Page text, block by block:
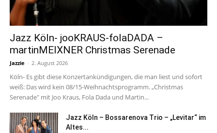
Jazz Köln- jooKRAUS-folaDADA –
martinMEIXNER Christmas Serenade
Jazzie - 2. August 2026
Köln- Es gibt diese Konzertankündigungen, die man liest und sofort
weiß: Das wird kein 08/15-Weihnachtsprogramm. „Christmas
Serenade" mit Joo Kraus, Fola Dada und Martin...
Jazz Köln – Bossarenova Trio – „Levitar“ im
Altes...